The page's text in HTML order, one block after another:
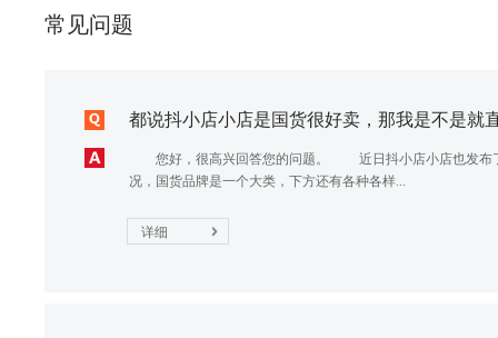
常见问题
都说抖小店小店是国货很好卖，那我是不是就
您好，很高兴回答您的问题。 近日抖小店小店也发布了
况，国货品牌是一个大类，下方还有各种各样...
详细